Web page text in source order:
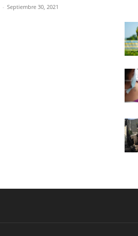
- Septiembre 30, 2021